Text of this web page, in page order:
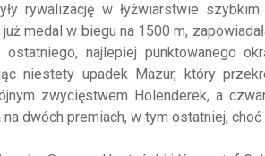
rywalizację w łyżwiarstwie
medal w biegu na 1500 m,
najlepiej punktowanego
niestety upadek Mazur, który
zwycięstwem Holenderek, a
na dwóch premiach, w tym ostatniej,